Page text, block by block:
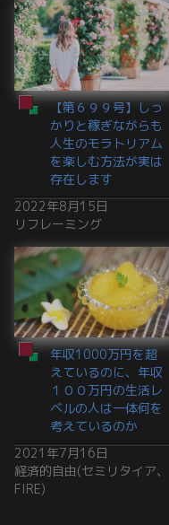
【第６９９号】しっ
かりと稼ぎながらも
人生のモラトリアム
を楽しむ方法が実は
存在します
2022年8月15日
リフレーミング
年収1000万円を超
えているのに、年収
１００万円の生活レ
ベルの人は一体何を
考えているのか
2021年7月16日
経済的自由(セミリタイア、
FIRE)